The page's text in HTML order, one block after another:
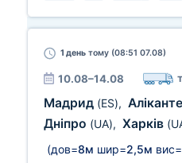
1 день тому (08:51 07.08)
10.08–14.08
Мадрид (ES), Аліканте
Дніпро (UA), Харків
(дов=8м шир=2,5м вис=